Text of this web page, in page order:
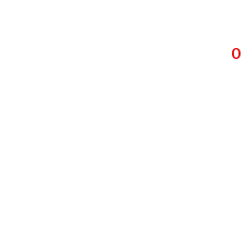
0